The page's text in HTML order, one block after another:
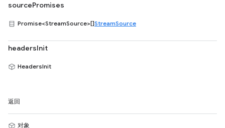
sourcePromises
Promise<StreamSource>[]StreamSource
headersInit
HeadersInit
返回
对象